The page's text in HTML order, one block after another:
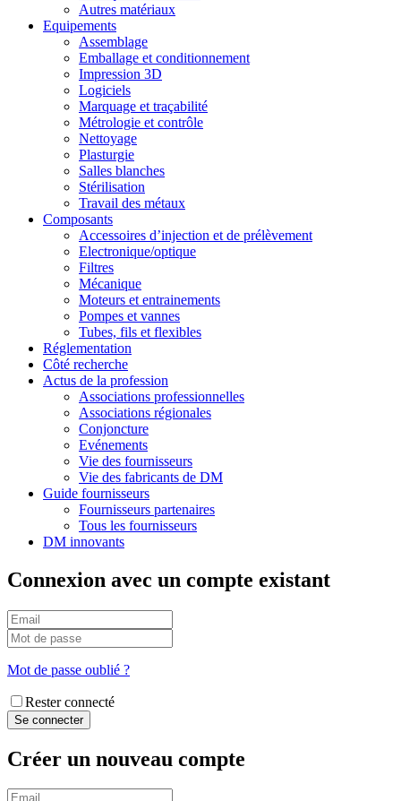
Autres matériaux
Equipements
Assemblage
Emballage et conditionnement
Impression 3D
Logiciels
Marquage et traçabilité
Métrologie et contrôle
Nettoyage
Plasturgie
Salles blanches
Stérilisation
Travail des métaux
Composants
Accessoires d’injection et de prélèvement
Electronique/optique
Filtres
Mécanique
Moteurs et entrainements
Pompes et vannes
Tubes, fils et flexibles
Réglementation
Côté recherche
Actus de la profession
Associations professionnelles
Associations régionales
Conjoncture
Evénements
Vie des fournisseurs
Vie des fabricants de DM
Guide fournisseurs
Fournisseurs partenaires
Tous les fournisseurs
DM innovants
Connexion avec un compte existant
Mot de passe oublié ?
Rester connecté
Créer un nouveau compte